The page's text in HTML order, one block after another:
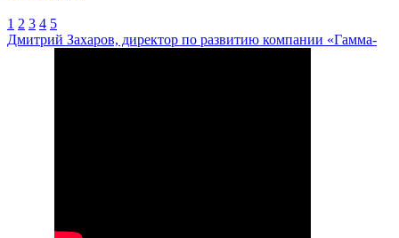
1 2 3 4 5
Дмитрий Захаров, директор по развитию компании «Гамма-